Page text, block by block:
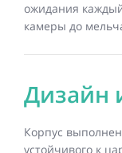
ожидания
камеры до
Дизайн
Корпус
устойчивого к